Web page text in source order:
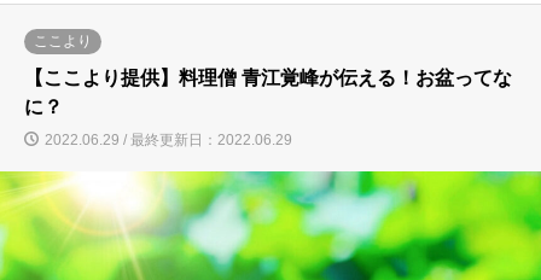
ここより
【ここより提供】料理僧 青江覚峰が伝える！お盆ってな
に？
2022.06.29 / 最終更新日：2022.06.29